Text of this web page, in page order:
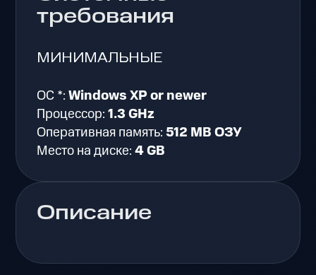
Описание
требования
МИНИМАЛЬНЫЕ
ОС *:Windows XP or newer
Процессор:1.3 GHz
Оперативная память:512 MB ОЗУ
Место на диске:4 GB